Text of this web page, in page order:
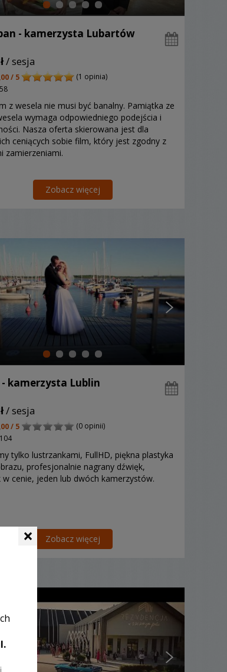
- kamerzysta Lubartów
/ sesja
/ 5
(1 opinia)
z wesela nie musi być banalny. Pamiątka ze
wymaga odpowiedniego podejścia i
Nasza oferta skierowana jest dla
ceniących sobie film, który jest zgodny z
zamierzeniami.
Zobacz więcej
kamerzysta Lublin
/ sesja
/ 5
(0 opinii)
tylko lustrzankami, FullHD, piękna plastyka
profesjonalnie nagrany dźwięk,
w cenie, jeden lub dwóch kamerzystów.
Zobacz więcej
×